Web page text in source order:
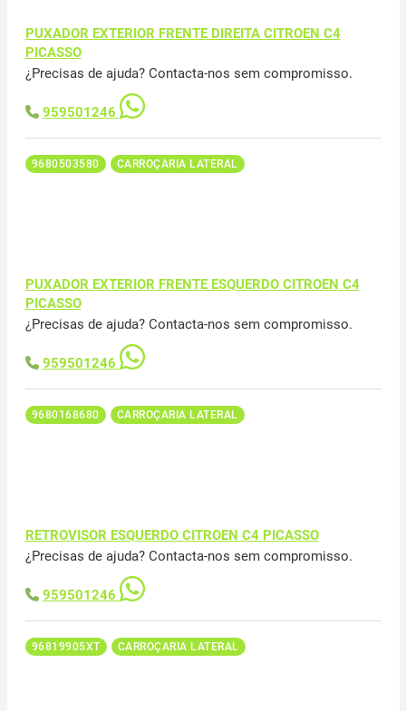
PUXADOR EXTERIOR FRENTE DIREITA CITROEN C4
PICASSO
¿Precisas de ajuda? Contacta-nos sem compromisso.
959501246
9680503580 CARROÇARIA LATERAL
PUXADOR EXTERIOR FRENTE ESQUERDO CITROEN C4
PICASSO
¿Precisas de ajuda? Contacta-nos sem compromisso.
959501246
9680168680 CARROÇARIA LATERAL
RETROVISOR ESQUERDO CITROEN C4 PICASSO
¿Precisas de ajuda? Contacta-nos sem compromisso.
959501246
96819905XT CARROÇARIA LATERAL